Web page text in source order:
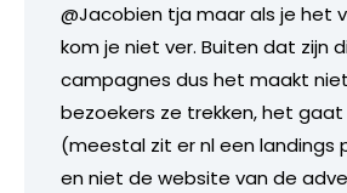
@Jacobien tja maar als je het
kom je niet ver. Buiten dat zijn
campagnes dus het maakt
bezoekers ze trekken, het
(meestal zit er nl een landings
en niet de website van de